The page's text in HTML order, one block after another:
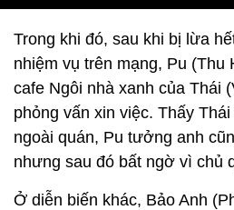
Trong khi đó, sau khi bị lừa
nhiệm vụ trên mạng, Pu (Thu
cafe Ngôi nhà xanh của Thái
phỏng vấn xin việc. Thấy
ngoài quán, Pu tưởng anh
nhưng sau đó bất ngờ vì chủ
Ở diễn biến khác, Bảo Anh